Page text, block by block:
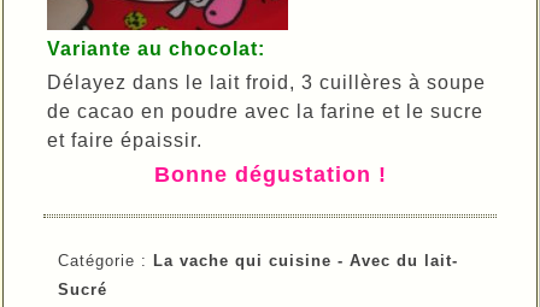
Variante au chocolat:
Délayez dans le lait froid, 3 cuillères à soupe
de cacao en poudre avec la farine et le sucre
et faire épaissir.
Bonne dégustation !
Catégorie : La vache qui cuisine - Avec du lait-
Sucré